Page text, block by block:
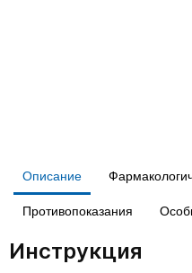
Описание
Противопоказания
Инструкция